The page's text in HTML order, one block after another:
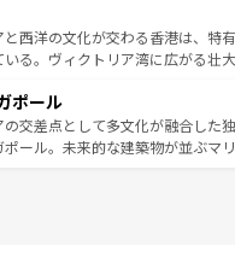
ォーやバインミー、ベトナムコー
で味わいたい。どの地域を訪れて
者を迎えてくれるので、きっと忘
ほしい。
交差している。北部ではチェンマ
然と触れ合い、南部ではプーケッ
チでリゾート気分を楽しむことが
。気候は一年中温暖で、どの季節に
ている。親しみやすいタイの人々
、そして多様な観光資源が、訪れ
と西洋の文化が交わる香港は、特
いる。ヴィクトリア湾に広がる壮
こを訪れても感動するはず。観光ス
、効率よく見どころを回れるのも
景から文化的な体験まで、香港を
ポール
の交差点として多文化が融合した
ポール。未来的な建築物が並ぶマ